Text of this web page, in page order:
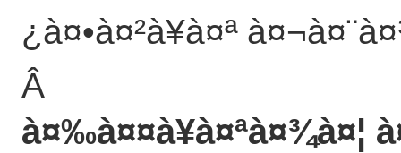
¿à¤•à¤²à¥à¤ª
Â
à¤‰à¤¤à¥à¤ªà¤¾à¤¦